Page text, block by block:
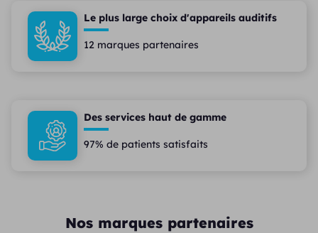
Le plus large choix d'appareils auditifs
12 marques partenaires
Des services haut de gamme
97% de patients satisfaits
Nos marques partenaires